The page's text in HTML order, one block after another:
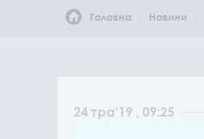
Головна Новини
24тра'19 , 09:25